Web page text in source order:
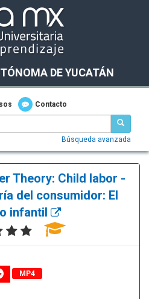
DE YUCATÁN
Contacto
Búsqueda avanzada
Theory: Child labor -
del consumidor: El
infantil
MP4